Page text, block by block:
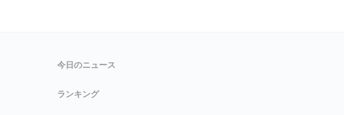
今日のニュース
ランキング